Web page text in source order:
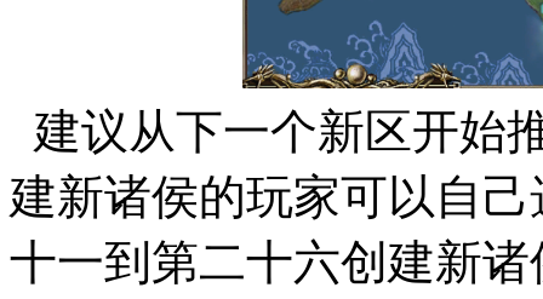
建议从下一个新区开始
建新诸侯的玩家可以自
十一到第二十六创建新